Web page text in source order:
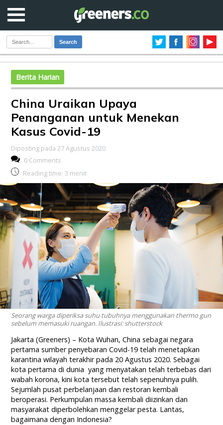
Search
Berita Harian
China Uraikan Upaya
Penanganan untuk Menekan
Kasus Covid-19
Diposting pada 27 Agustus 2020
0 Comments
Reading time: 3 menit
Seorang warga diperiksa suhu tubuhnya menggunakan thermo gun
sebelum memasuki ruangan. Ilustrasi: shutterstock
Jakarta (Greeners) – Kota Wuhan, China sebagai negara
pertama sumber penyebaran Covid-19 telah menetapkan
karantina wilayah terakhir pada 20 Agustus 2020. Sebagai
kota pertama di dunia yang menyatakan telah terbebas dari
wabah korona, kini kota tersebut telah sepenuhnya pulih.
Sejumlah pusat perbelanjaan dan restoran kembali
beroperasi. Perkumpulan massa kembali diizinkan dan
masyarakat diperbolehkan menggelar pesta. Lantas,
bagaimana dengan Indonesia?